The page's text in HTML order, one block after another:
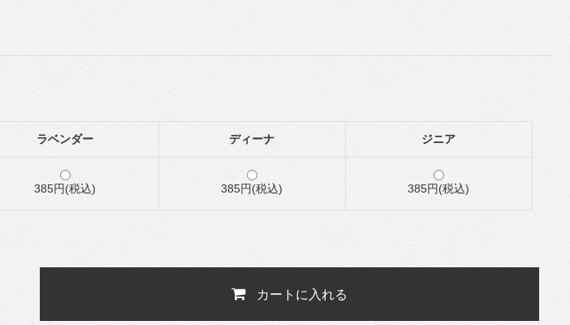
ラベンダー ディーナ ジニア
385円(税込) 385円(税込) 385円(税込)
カートに入れる